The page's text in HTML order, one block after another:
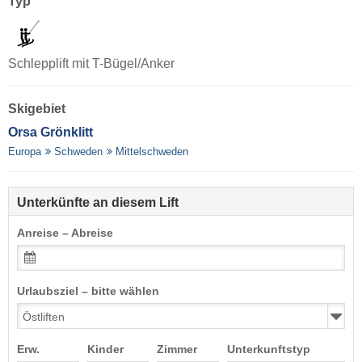
Schlepplift mit T-Bügel/Anker
Skigebiet
Orsa Grönklitt
Europa Schweden Mittelschweden
Unterkünfte an diesem Lift
Anreise – Abreise
Urlaubsziel – bitte wählen
Erw. Kinder Zimmer Unterkunftstyp